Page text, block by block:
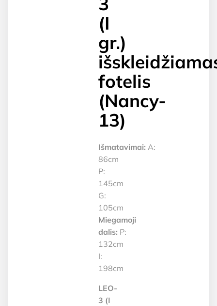
(I
gr.)
fotelis
(Nancy-
13)
Išmatavimai: A:
86cm
P:
145cm
G:
105cm
Miegamoji
dalis: P:
132cm
I:
198cm
LEO-
3 (I